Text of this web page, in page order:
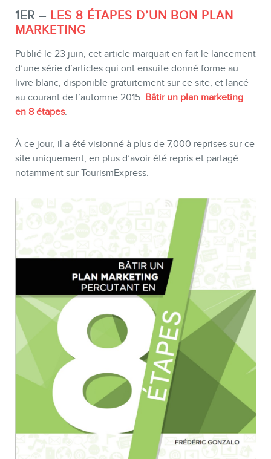
CONTACT
1ER – LES 8 ÉTAPES D’UN BON PLAN
MARKETING
Publié le 23 juin, cet article marquait en fait le lancement
d’une série d’articles qui ont ensuite donné forme au
livre blanc, disponible gratuitement sur ce site, et lancé
au courant de l’automne 2015: Bâtir un plan marketing
en 8 étapes.
À ce jour, il a été visionné à plus de 7,000 reprises sur ce
site uniquement, en plus d’avoir été repris et partagé
notamment sur TourismExpress.